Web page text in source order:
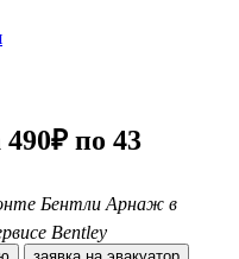
по 43
Бентли Арнаж в
Bentley